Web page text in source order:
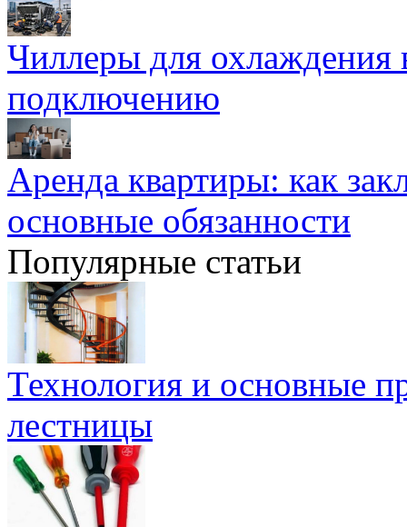
Чиллеры для охлаждения
подключению
Аренда квартиры: как
основные обязанности
Популярные статьи
Технология и основные
лестницы